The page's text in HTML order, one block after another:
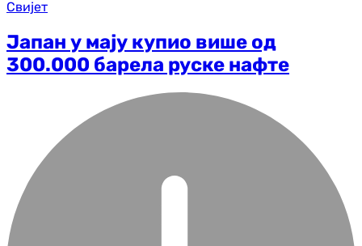
Свијет
Јапан у мају купио више од
300.000 барела руске нафте